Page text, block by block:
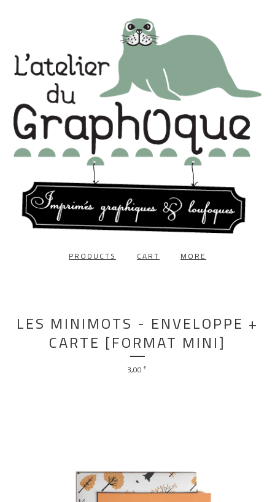
PRODUCTS CART MORE
LES MINIMOTS - ENVELOPPE +
CARTE [FORMAT MINI]
3,00 €